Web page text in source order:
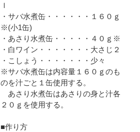
ｌ
・サバ水煮缶・・・・・・１６０ｇ
※(小1缶)
・あさり水煮缶・・・・・４０ｇ※
・白ワイン・・・・・・・大さじ２
・こしょう・・・・・・・少々
※サバ水煮缶は内容量１６０ｇのも
のを汁ごと１缶使用する。
あさり水煮缶はあさりの身と汁各
２０ｇを使用する。
■作り方